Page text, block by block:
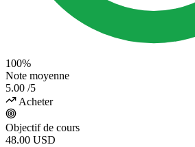
100%
Note moyenne
5.00 /5
Acheter
Objectif de cours
48.00 USD